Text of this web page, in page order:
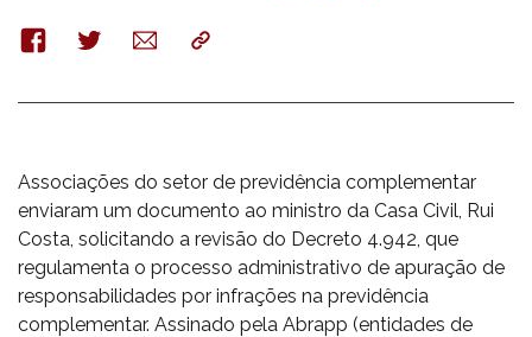
FacebookTwitterE-
mail
Copy
Associações do setor de previdência complementar
enviaram um documento ao ministro da Casa Civil, Rui
Costa, solicitando a revisão do Decreto 4.942, que
regulamenta o processo administrativo de apuração de
responsabilidades por infrações na previdência
complementar. Assinado pela Abrapp (entidades de